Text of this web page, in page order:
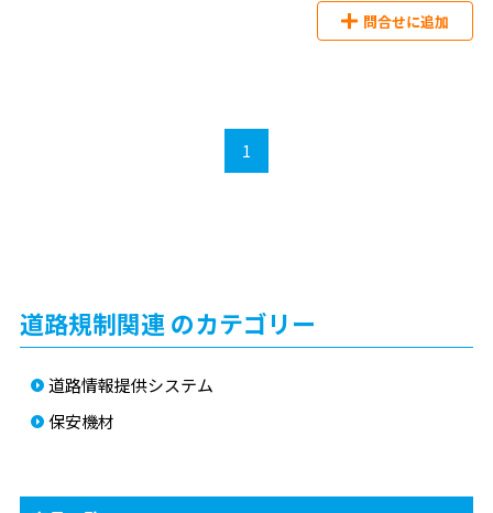
問合せに追加
1
道路規制関連 のカテゴリー
道路情報提供システム
保安機材